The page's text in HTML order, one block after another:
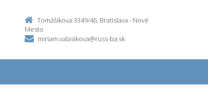
Tomášikova 3349/46, Bratislava - Nové
Mesto
miriam.valasikova@russ-ba.sk